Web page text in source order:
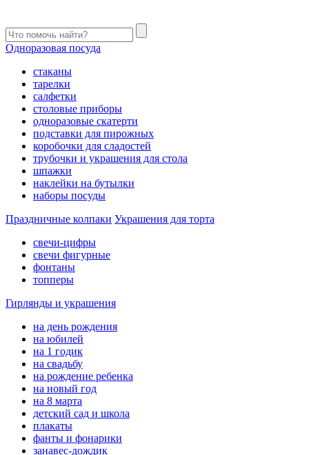
Одноразовая посуда
стаканы
тарелки
салфетки
столовые приборы
одноразовые скатерти
подставки для пирожных
коробочки для сладостей
трубочки и украшения для стола
шпажки
наклейки на бутылки
наборы посуды
Праздничные колпаки Украшения для торта
свечи-цифры
свечи фигурные
фонтаны
топперы
Гирлянды и украшения
на день рождения
на юбилей
на 1 годик
на свадьбу
на рождение ребенка
на новый год
на 8 марта
детский сад и школа
плакаты
фанты и фонарики
занавес-дождик